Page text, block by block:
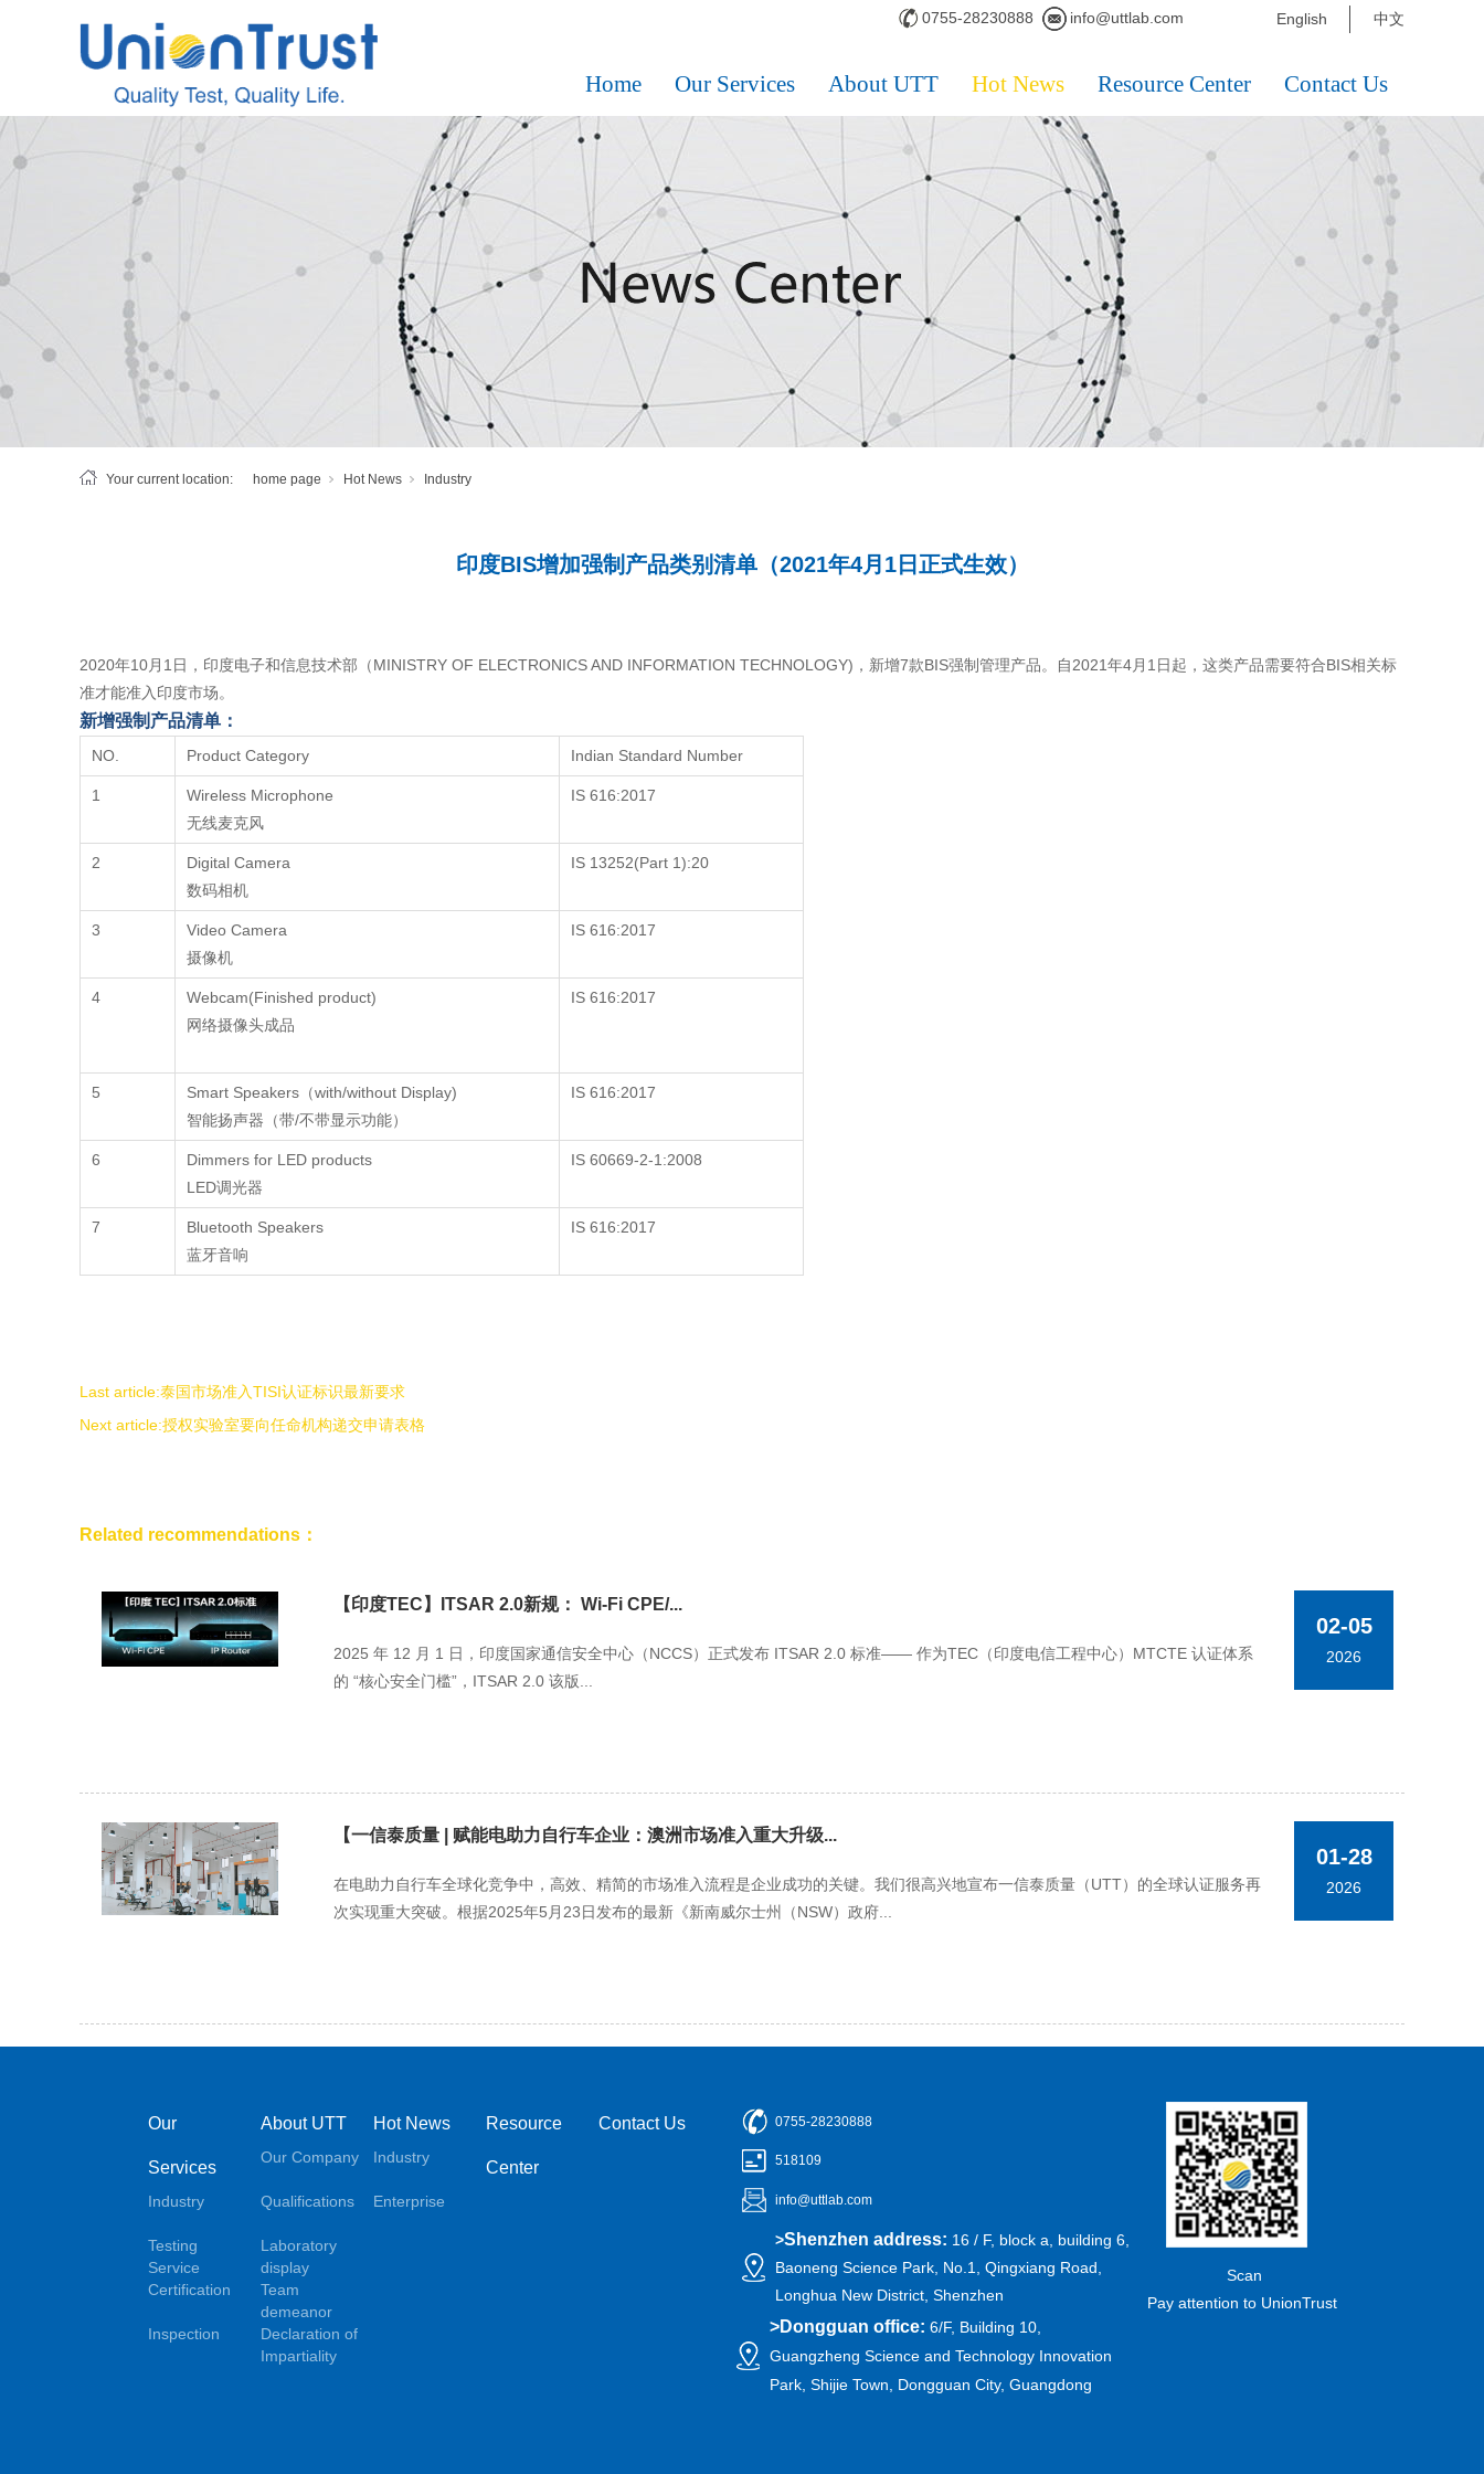
0755-28230888 info@uttlab.com English 中文
Home Our Services About UTT Hot News Resource Center Contact Us
Your current location: home page Hot News Industry
印度BIS增加强制产品类别清单（2021年4月1日正式生效）
2020年10月1日，印度电子和信息技术部（MINISTRY OF ELECTRONICS AND INFORMATION TECHNOLOGY)，新增7款BIS强制管理产品。自2021年4月1日起，这类产品需要符合BIS相关标
准才能准入印度市场。
新增强制产品清单：
NO. Product Category Indian Standard Number
1
Wireless Microphone
无线麦克风
IS 616:2017
2
Digital Camera
数码相机
IS 13252(Part 1):20
3
Video Camera
摄像机
IS 616:2017
4
Webcam(Finished product)
网络摄像头成品
IS 616:2017
5
Smart Speakers（with/without Display)
智能扬声器（带/不带显示功能）
IS 616:2017
6
Dimmers for LED products
LED调光器
IS 60669-2-1:2008
7
Bluetooth Speakers
蓝牙音响
IS 616:2017
Last article:泰国市场准入TISI认证标识最新要求
Next article:授权实验室要向任命机构递交申请表格
Related recommendations：
【印度TEC】ITSAR 2.0新规： Wi-Fi CPE/...
2025 年 12 月 1 日，印度国家通信安全中心（NCCS）正式发布 ITSAR 2.0 标准—— 作为TEC（印度电信工程中心）MTCTE 认证体系
的 “核心安全门槛”，ITSAR 2.0 该版...
02-05
2026
【一信泰质量 | 赋能电助力自行车企业：澳洲市场准入重大升级...
在电助力自行车全球化竞争中，高效、精简的市场准入流程是企业成功的关键。我们很高兴地宣布一信泰质量（UTT）的全球认证服务再
次实现重大突破。根据2025年5月23日发布的最新《新南威尔士州（NSW）政府...
01-28
2026
Our
Services
Industry
Testing
Service
Certification
Inspection
About UTT
Our Company
Qualifications
Laboratory
display
Team
demeanor
Declaration of
Impartiality
Hot News
Industry
Enterprise
Resource
Center
Contact Us 0755-28230888
518109
info@uttlab.com
>Shenzhen address: 16 / F, block a, building 6,
Baoneng Science Park, No.1, Qingxiang Road,
Longhua New District, Shenzhen
>Dongguan office: 6/F, Building 10,
Guangzheng Science and Technology Innovation
Park, Shijie Town, Dongguan City, Guangdong
Scan
Pay attention to UnionTrust